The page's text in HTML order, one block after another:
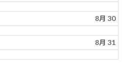
8月 30
8月 31